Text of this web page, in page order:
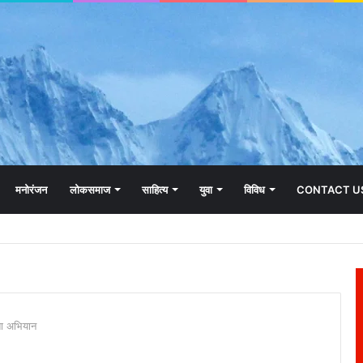
मनोरंजन लोकसमाज साहित्य युवा विविध CONTACT
अभियान